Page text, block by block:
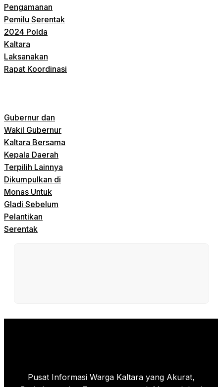
Pengamanan
Pemilu Serentak
2024 Polda
Kaltara
Laksanakan
Rapat Koordinasi
Gubernur dan
Wakil Gubernur
Kaltara Bersama
Kepala Daerah
Terpilih Lainnya
Dikumpulkan di
Monas Untuk
Gladi Sebelum
Pelantikan
Serentak
Pusat Informasi Warga Kaltara yang Akurat,